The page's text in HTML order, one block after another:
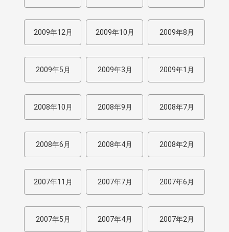
2009年12月 2009年10月 2009年8月
2009年5月 2009年3月 2009年1月
2008年10月 2008年9月 2008年7月
2008年6月 2008年4月 2008年2月
2007年11月 2007年7月 2007年6月
2007年5月 2007年4月 2007年2月